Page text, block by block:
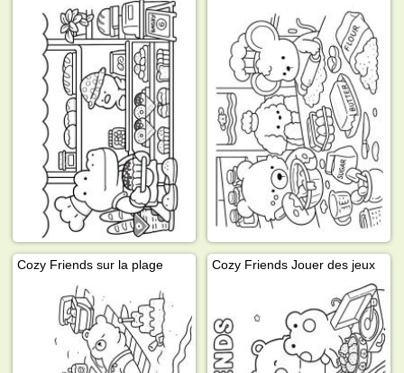
Cozy Friends sur la plage Cozy Friends Jouer des jeux